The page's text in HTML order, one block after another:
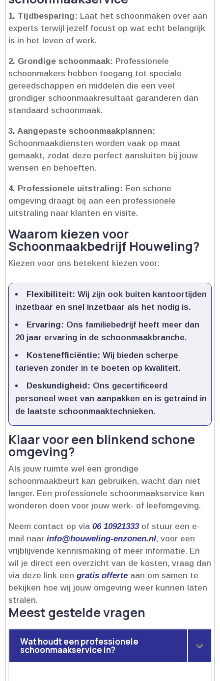
1.​ Tijdbesparing: Laat het schoonmaken over aan
experts terwijl jezelf focust op wat echt belangrijk
is in het leven of werk.​
2.​ Grondige schoonmaak: Professionele
schoonmakers hebben toegang tot speciale
gereedschappen en middelen die een veel
grondiger schoonmaakresultaat garanderen dan
standaard schoonmaak.​
3.​ Aangepaste schoonmaakplannen:
Schoonmaakdiensten worden vaak op maat
gemaakt, zodat deze perfect aansluiten bij jouw
wensen en behoeften.​
4.​ Professionele uitstraling: Een schone
omgeving draagt bij aan een professionele
uitstraling naar klanten en visite.​
Waarom kiezen voor
Schoonmaakbedrijf Houweling?
Kiezen voor ons betekent kiezen voor:
Flexibiliteit: Wij zijn ook buiten kantoortijden
inzetbaar en snel inzetbaar als het nodig is.​
Ervaring: Ons familiebedrijf heeft meer dan
20 jaar ervaring in de schoonmaakbranche.​
Kostenefficiëntie: Wij bieden scherpe
tarieven zonder in te boeten op kwaliteit.​
Deskundigheid: Ons gecertificeerd
personeel weet van aanpakken en is getraind in
de laatste schoonmaaktechnieken.​
Klaar voor een blinkend schone
omgeving?
Als jouw ruimte wel een grondige
schoonmaakbeurt kan gebruiken, wacht dan niet
langer.​ Een professionele schoonmaakservice kan
wonderen doen voor jouw werk- of leefomgeving.​
Neem contact op via06 10921333of stuur een e-
mail naarinfo@houweling-enzonen.​nl, voor een
vrijblijvende kennismaking of meer informatie.​ En
wil je direct een overzicht van de kosten, vraag dan
via deze link eengratis offerte aan om samen te
bekijken hoe wij jouw omgeving weer kunnen laten
stralen.​
Meest gestelde vragen
Wat houdt een professionele
schoonmaakservice in?